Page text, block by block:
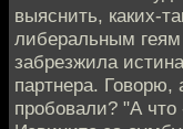
выяснить, каких-
либеральным геям
забрезжила
партнера. Говорю,
пробовали? "А